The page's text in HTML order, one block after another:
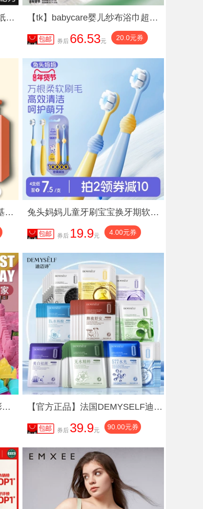
植护52包云柔巾婴儿专研乳霜纸儿童便携保湿纸柔纸巾超软抽纸宝宝 【tk】babycare婴儿纱布浴巾超柔吸水新生纱布巾儿童宝宝大毛巾
券后 66.53元 20.0元券
【头皮院线研发品牌】海盐氨基酸洗发水控油沐浴露发膜2 兔头妈妈儿童牙刷宝宝换牙期软毛口腔清洁乳牙护齿万毛牙刷1-3-12
券后 19.9元 4.00元券
2到10斤儿童太空玩具沙套装彩色沙子粘土安全无毒散沙手工模具 【官方正品】法国DEMYSELF迪迈诗 多效面膜升级2.0美白淡斑补水4
券后 39.9元 90.00元券